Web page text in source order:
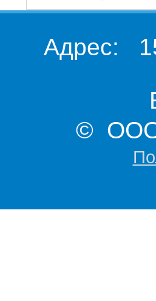
Адрес:
© ООО